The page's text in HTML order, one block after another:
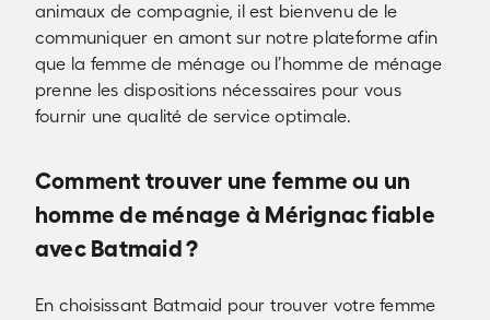
animaux de compagnie, il est bienvenu de le
communiquer en amont sur notre plateforme afin
que la femme de ménage ou l’homme de ménage
prenne les dispositions nécessaires pour vous
fournir une qualité de service optimale.
Comment trouver une femme ou un
homme de ménage à Mérignac fiable
avec Batmaid ?
En choisissant Batmaid pour trouver votre femme